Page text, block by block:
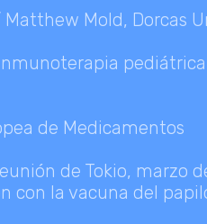
Mold, Dorcas
de Medicamentos
de Tokio, marzo
con la vacuna del